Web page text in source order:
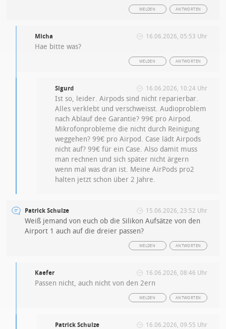
ANTWORTEN
MELDEN
Micha 16.06.2026, 05:53 Uhr
Hae bitte was?
ANTWORTEN
MELDEN
Sigurd 16.06.2026, 10:24 Uhr
Ist so, leider. Airpods sind nicht reparierbar.
Alles verklebt und verschweisst. Audioproblem
nach Ablauf dee Garantie? 99€ pro Airpod.
Mikrofonprobleme die nicht durch Reinigung
weggehen? 99€ pro Airpod. Case lädt Airpods
nicht auf? 99€ für ein Case. Also damit muss
man rechnen und sich später nicht ärgern
wenn mal was dran ist. Meine AirPods pro2
halten jetzt schon über 2 Jahre.
Patrick Schulze 15.06.2026, 23:52 Uhr
Weiß jemand von euch ob die Silikon Aufsätze von den
Airport 1 auch auf die dreier passen?
ANTWORTEN
MELDEN
Kaefer 16.06.2026, 08:46 Uhr
Passen nicht, auch nicht von den 2ern
ANTWORTEN
MELDEN
Patrick Schulze 16.06.2026, 09:55 Uhr